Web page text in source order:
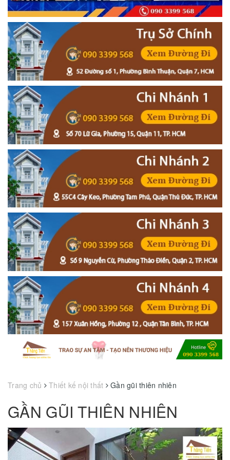
Trang chủ Thiết kế nội thất Gần gũi thiên nhiên
GẦN GŨI THIÊN NHIÊN